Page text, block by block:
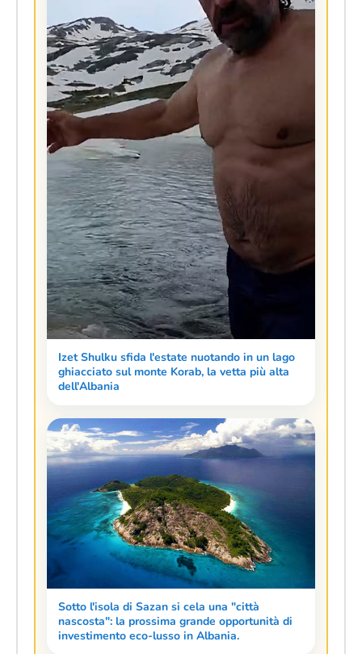
Izet Shulku sfida l'estate nuotando in un lago
ghiacciato sul monte Korab, la vetta più alta
dell'Albania
Sotto l'isola di Sazan si cela una "città
nascosta": la prossima grande opportunità di
investimento eco-lusso in Albania.